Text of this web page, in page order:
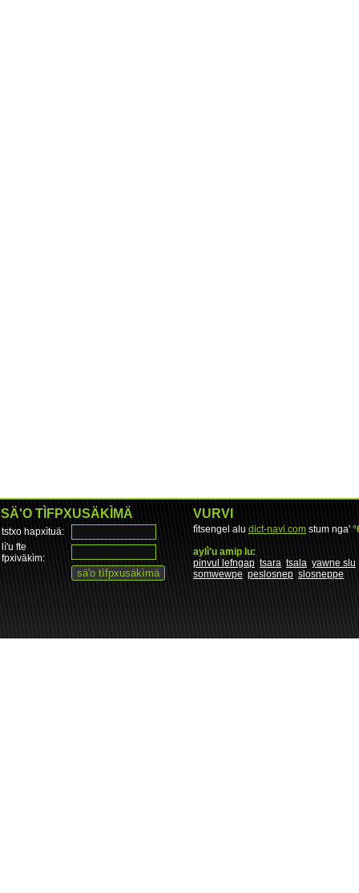
SÄ'O TÌFPXUSÄKÌMÄ
tstxo hapxìtuä:
lì'u fte
fpxiväkìm:
VURVI
fìtsengel alu dict-navi.com stum nga'
aylì'u amip lu:
pinvul lefngap tsara tsala yawne slu
somwewpe peslosnep slosneppe